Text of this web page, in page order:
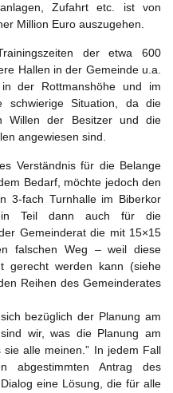
Zufahrt etc. ist von
Million Euro auszugehen.
der etwa 600
Hallen in der Gemeinde u.a.
der Rottmanshöhe und im
schwierige Situation, da die
Willen der Besitzer und die
angewiesen sind.
Verständnis für die Belange
Bedarf, möchte jedoch den
3-fach Turnhalle im Biberkor
Teil dann auch für die
Gemeinderat die mit 15×15
falschen Weg – weil diese
gerecht werden kann (siehe
Reihen des Gemeinderates
bezüglich der Planung am
wir, was die Planung am
alle meinen.” In jedem Fall
abgestimmten Antrag des
eine Lösung, die für alle